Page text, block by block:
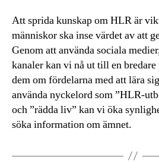
Att sprida kunskap om HLR är
människor ska inse värdet av att
Genom att använda sociala
kanaler kan vi nå ut till en
dem om fördelarna med att lära
använda nyckelord som ”HLR-
och ”rädda liv” kan vi öka
söka information om ämnet.